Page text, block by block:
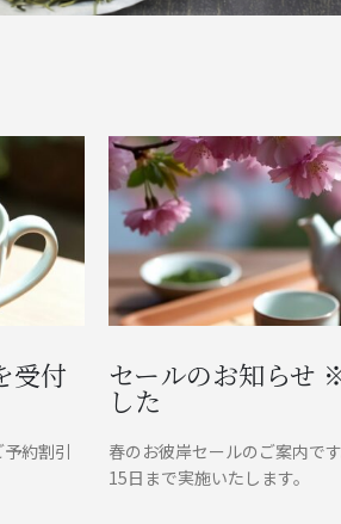
受付
約割引
セールのお知らせ
した
春のお彼岸セールのご案内で
15日まで実施いたします。